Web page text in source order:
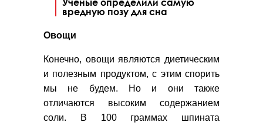
вредную позу для сна
Овощи
Конечно, овощи являются диетическим
и полезным продуктом, с этим спорить
мы не будем. Но и они также
отличаются высоким содержанием
соли. В 100 граммах шпината